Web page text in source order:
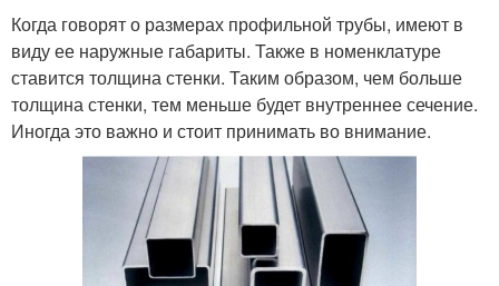
Когда говорят о размерах профильной трубы, имеют в
виду ее наружные габариты. Также в номенклатуре
ставится толщина стенки. Таким образом, чем больше
толщина стенки, тем меньше будет внутреннее сечение.
Иногда это важно и стоит принимать во внимание.